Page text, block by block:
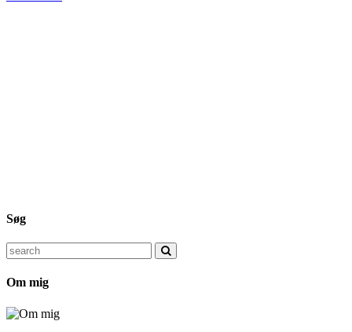
Søg
Search
for:
Om mig